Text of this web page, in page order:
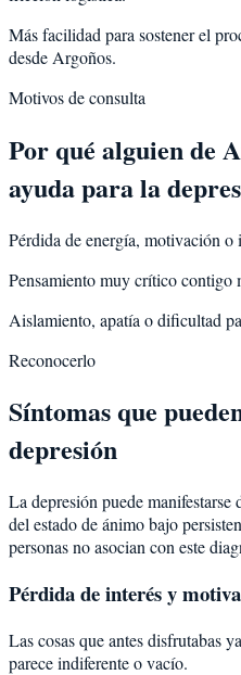
Más facilidad para sostener el
desde Argoños.
Motivos de consulta
Por qué alguien de
ayuda para la
Pérdida de energía, motivación o
Pensamiento muy crítico contigo
Aislamiento, apatía o dificultad
Reconocerlo
Síntomas que
depresión
La depresión puede
del estado de ánimo bajo
personas no asocian con este
Pérdida de interés y
Las cosas que antes disfrutabas
parece indiferente o vacío.